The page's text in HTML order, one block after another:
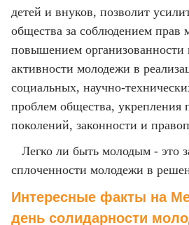
детей и внуков, позволит
общества за соблюдением прав
повышением организованности
активности молодежи в
социальных, научно-
проблем общества, укрепления
поколений, законности и
Легко ли быть молодым - это
сплоченности молодежи в
Интересные факты на
день солидарности